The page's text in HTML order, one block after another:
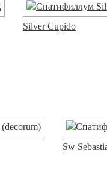
Silver Cupido
Sw